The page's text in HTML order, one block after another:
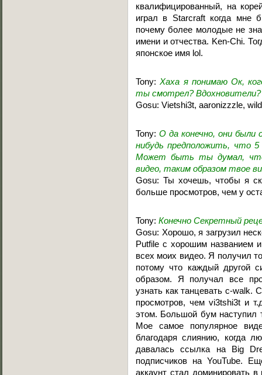
квалифицированный, на
играл в Starcraft когда мне
почему более молодые не
имени и отчества. Ken-Chi.
японское имя lol.
Tony:Хаха я понимаю Ок,
ты смотрел? Вдохновители?
Gosu: Vietshi3t, aaronizzzle,
Tony: О да конечно, они
нибудь предположить, что
Может быть ты думал,
видео, таким образом твое
Gosu: Ты хочешь, чтобы я
больше просмотров, чем у
Tony: Конечно Секретный
Gosu: Хорошо, я загрузил
Putfile с хорошим названием
всех моих видео. Я получил
потому что каждый другой
образом. Я получал все
узнать как танцевать c-walk.
просмотров, чем vi3tshi3t и
этом. Большой бум наступил
Мое самое популярное
благодаря слиянию, когда
давалась ссылка на Big
подписчиков на YouTube.
аккаунт стал доминировать